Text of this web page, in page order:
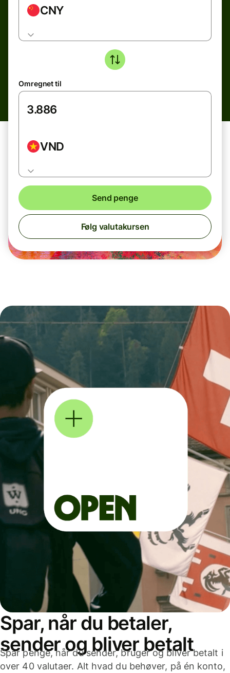
CNY
Omregnet til
VND
Send penge
Følg valutakursen
Spar, når du betaler,
sender og bliver betalt
Spar penge, når du sender, bruger og bliver betalt i
over 40 valutaer. Alt hvad du behøver, på én konto,